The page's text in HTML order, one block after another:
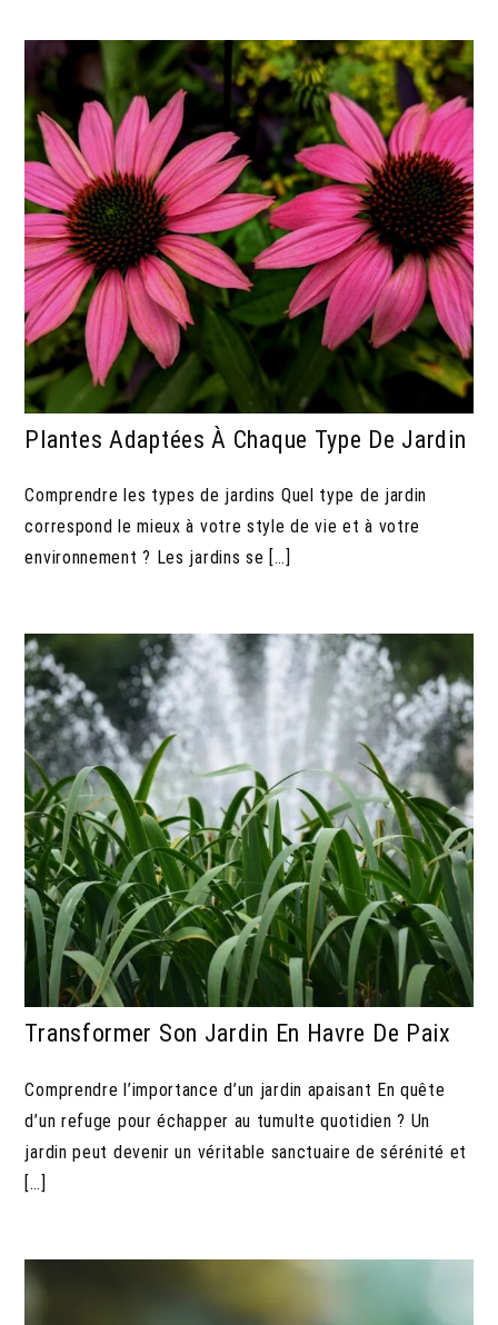
Plantes Adaptées À Chaque Type De Jardin
Comprendre les types de jardins Quel type de jardin
correspond le mieux à votre style de vie et à votre
environnement ? Les jardins se […]
Transformer Son Jardin En Havre De Paix
Comprendre l’importance d’un jardin apaisant En quête
d’un refuge pour échapper au tumulte quotidien ? Un
jardin peut devenir un véritable sanctuaire de sérénité et
[…]